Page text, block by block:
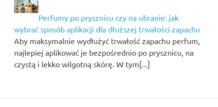
Perfumy po prysznicu czy na ubranie: jak
wybrać sposób aplikacji dla dłuższej trwałości zapachu
Aby maksymalnie wydłużyć trwałość zapachu perfum,
najlepiej aplikować je bezpośrednio po prysznicu, na
czystą i lekko wilgotną skórę. W tym[...]